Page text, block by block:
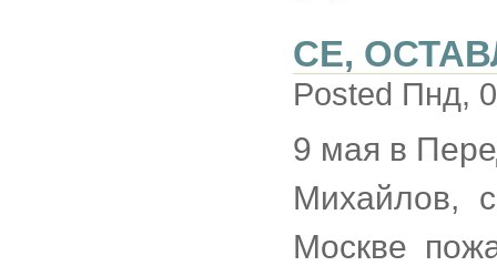
СЕ,
Posted Пнд,
9 мая в
Михайлов,
Москве